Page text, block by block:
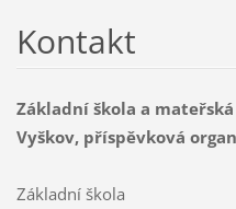
Kontakt
Základní škola a
Vyškov, příspěvková
Základní škola